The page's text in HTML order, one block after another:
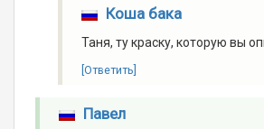
Коша бака
Таня, ту краску, которую вы
[Ответить]
Павел